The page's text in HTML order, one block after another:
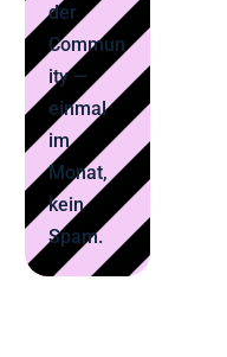
der
Commun
ity —
einmal
im
Monat,
kein
Spam.